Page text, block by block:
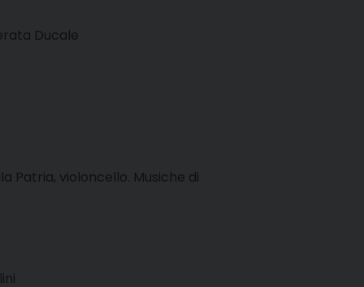
Ducale
Patria, violoncello. Musiche di